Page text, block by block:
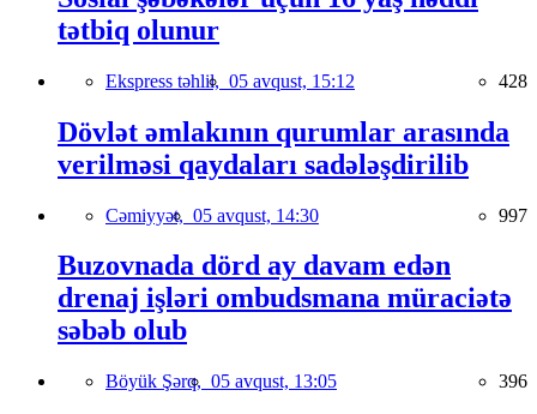
tətbiq olunur
Ekspress təhlil, 05 avqust, 15:12 428
Dövlət əmlakının qurumlar arasında
verilməsi qaydaları sadələşdirilib
Cəmiyyət, 05 avqust, 14:30 997
Buzovnada dörd ay davam edən
drenaj işləri ombudsmana müraciətə
səbəb olub
Böyük Şərq, 05 avqust, 13:05 396